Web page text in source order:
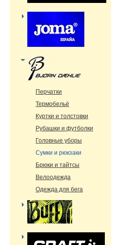
Перчатки
Термобельё
Куртки и толстовки
Рубашки и футболки
Головные уборы
Сумки и рюкзаки
Брюки и тайтсы
Велоодежда
Одежда для бега